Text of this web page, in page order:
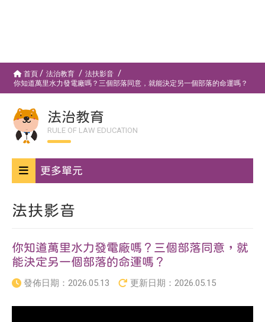
首頁 法治教育
法扶影音
你知道萬里水力發電廠嗎？三個部落同意，就能決定另一個部落的命運嗎？
法治教育
RULE OF LAW EDUCATION
更多單元
法扶影音
你知道萬里水力發電廠嗎？三個部落同意，就
能決定另一個部落的命運嗎？
發佈日期： 2026.05.13 更新日期： 2026.05.15